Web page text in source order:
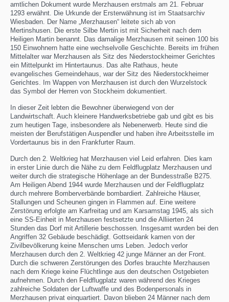
amtlichen Dokument wurde Merzhausen erstmals am 21. Februar
1293 erwähnt. Die Urkunde der Ersterwähnung ist im Staatsarchiv
Wiesbaden. Der Name „Merzhausen“ leitete sich ab von
Mertinshusen. Die erste Silbe Mertin ist mit Sicherheit nach dem
Heiligen Martin benannt. Das damalige Merzhausen mit seinen 100 bis
150 Einwohnern hatte eine wechselvolle Geschichte. Bereits im frühen
Mittelalter war Merzhausen als Sitz des Niederstockheimer Gerichtes
ein Mittelpunkt im Hintertaunus. Das alte Rathaus, heute
evangelisches Gemeindehaus, war der Sitz des Niederstockheimer
Gerichtes. Im Wappen von Merzhausen ist durch den Wurzelstock
das Symbol der Herren von Stockheim dokumentiert.
In dieser Zeit lebten die Bewohner überwiegend von der
Landwirtschaft. Auch kleinere Handwerksbetriebe gab und gibt es bis
zum heutigen Tage, insbesondere als Nebenerwerb. Heute sind die
meisten der Berufstätigen Auspendler und haben ihre Arbeitsstelle im
Vordertaunus bis in den Frankfurter Raum.
Durch den 2. Weltkrieg hat Merzhausen viel Leid erfahren. Dies kam
in erster Linie durch die Nähe zu dem Feldflugplatz Merzhausen und
weiter durch die strategische Höhenlage an der Bundesstraße B275.
Am Heiligen Abend 1944 wurde Merzhausen und der Feldflugplatz
durch mehrere Bomberverbände bombardiert. Zahlreiche Häuser,
Stallungen und Scheunen gingen in Flammen auf. Eine weitere
Zerstörung erfolgte am Karfreitag und am Karsamstag 1945, als sich
eine SS-Einheit in Merzhausen festsetzte und die Alliierten 24
Stunden das Dorf mit Artillerie beschossen. Insgesamt wurden bei den
Angriffen 32 Gebäude beschädigt. Gottseidank kamen von der
Zivilbevölkerung keine Menschen ums Leben. Jedoch verlor
Merzhausen durch den 2. Weltkrieg 42 junge Männer an der Front.
Durch die schweren Zerstörungen des Dorfes brauchte Merzhausen
nach dem Kriege keine Flüchtlinge aus den deutschen Ostgebieten
aufnehmen. Durch den Feldflugplatz waren während des Krieges
zahlreiche Soldaten der Luftwaffe und des Bodenpersonals in
Merzhausen privat einquartiert. Davon blieben 24 Männer nach dem